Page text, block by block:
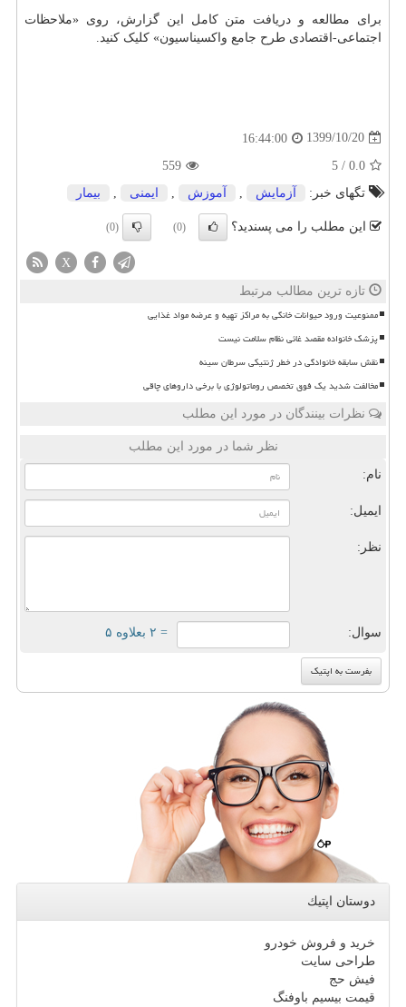
برای مطالعه و دریافت متن کامل این گزارش، روی «ملاحظات
اجتماعی-اقتصادی طرح جامع واکسیناسیون» کلیک کنید.
1399/10/20
16:44:00
0.0
/
5
559
تگهای خبر:
آزمایش آموزش ایمنی بیمار
این مطلب را می پسندید؟ (0)
(0)
X
تازه ترین مطالب مرتبط
ممنوعیت ورود حیوانات خانگی به مراکز تهیه و عرضه مواد غذایی
پزشک خانواده مقصد غائی نظام سلامت نیست
نقش سابقه خانوادگی در خطر ژنتیکی سرطان سینه
مخالفت شدید یک فوق تخصص روماتولوژی با برخی داروهای چاقی
نظرات بینندگان در مورد این مطلب
نظر شما در مورد این مطلب
نام:
ایمیل:
نظر:
سوال: = ۲ بعلاوه ۵
دوستان اپتیك
خرید و فروش خودرو
طراحی سایت
فیش حج
قیمت بیسیم باوفنگ